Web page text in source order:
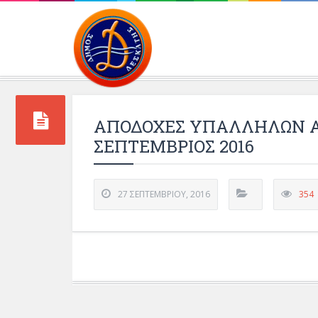
ΑΠΟΔΟΧΕΣ ΥΠΑΛΛΗΛΩΝ
ΣΕΠΤΕΜΒΡΙΟΣ 2016
27 ΣΕΠΤΕΜΒΡΊΟΥ, 2016 354